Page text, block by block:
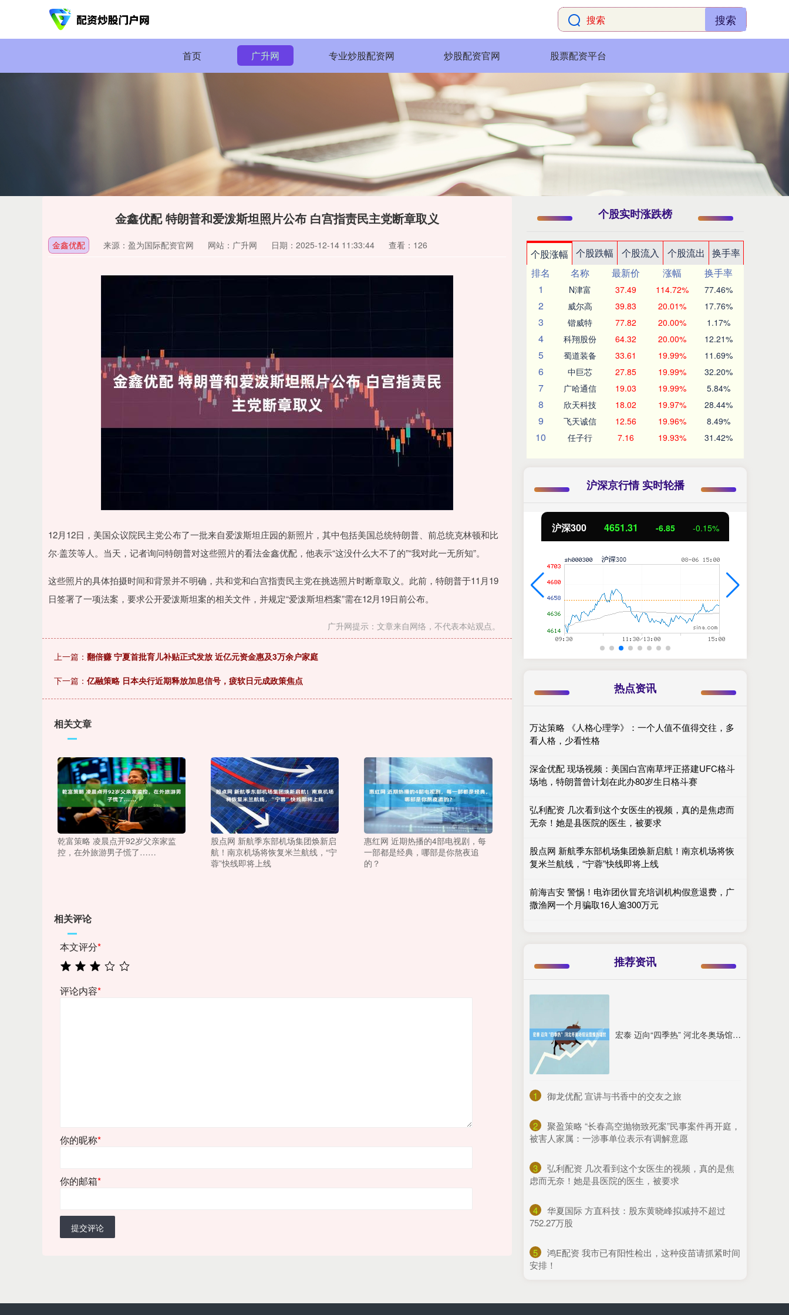
搜索
首页 广升网 专业炒股配资网 炒股配资官网 股票配资平台
金鑫优配 特朗普和爱泼斯坦照片公布 白宫指责民主党断章取义
金鑫优配 来源：盈为国际配资官网 网站：广升网 日期：2025-12-14 11:33:44 查看：126
12月12日，美国众议院民主党公布了一批来自爱泼斯坦庄园的新照片，其中包括美国总统特朗普、前总统克林顿和比
尔·盖茨等人。当天，记者询问特朗普对这些照片的看法金鑫优配，他表示“这没什么大不了的”“我对此一无所知”。
这些照片的具体拍摄时间和背景并不明确，共和党和白宫指责民主党在挑选照片时断章取义。此前，特朗普于11月19
日签署了一项法案，要求公开爱泼斯坦案的相关文件，并规定“爱泼斯坦档案”需在12月19日前公布。
广升网提示：文章来自网络，不代表本站观点。
上一篇： 翻倍赚 宁夏首批育儿补贴正式发放 近亿元资金惠及3万余户家庭
下一篇： 亿融策略 日本央行近期释放加息信号，疲软日元成政策焦点
相关文章
乾富策略 凌晨点开92岁父亲家监
控，在外旅游男子慌了……
股点网 新航季东部机场集团焕新启
航！南京机场将恢复米兰航线，“宁
蓉”快线即将上线
惠红网 近期热播的4部电视剧，每
一部都是经典，哪部是你熬夜追
的？
相关评论
本文评分*
评论内容*
你的昵称*
你的邮箱*
提交评论
个股实时涨跌榜
个股涨幅 个股跌幅 个股流入 个股流出
换手率
排名
名称 最新价 涨幅
换手率
1
N津富 37.49 114.72% 77.46%
2 威尔高 39.83 20.01% 17.76%
3 锴威特 77.82 20.00% 1.17%
4 科翔股份 64.32 20.00% 12.21%
5 蜀道装备 33.61 19.99% 11.69%
6 中巨芯 27.85 19.99% 32.20%
7 广哈通信 19.03 19.99% 5.84%
8 欣天科技 18.02 19.97% 28.44%
9 飞天诚信 12.56 19.96% 8.49%
10 任子行 7.16 19.93% 31.42%
沪深京行情 实时轮播
上证指数 21.92 0.57% 深证成指 14110.12 -34.08 -0.24% 沪深300 4651.31 -6.85 -0.15%
热点资讯
万达策略 《人格心理学》：一个人值不值得交往，多
看人格，少看性格
深金优配 现场视频：美国白宫南草坪正搭建UFC格斗
场地，特朗普曾计划在此办80岁生日格斗赛
弘利配资 几次看到这个女医生的视频，真的是焦虑而
无奈！她是县医院的医生，被要求
股点网 新航季东部机场集团焕新启航！南京机场将恢
复米兰航线，“宁蓉”快线即将上线
前海吉安 警惕！电诈团伙冒充培训机构假意退费，广
撒渔网一个月骗取16人逾300万元
推荐资讯
宏泰 迈向“四季热” 河北冬奥场馆运营提质增效
1 ​御龙优配 宣讲与书香中的交友之旅
2
​聚盈策略 “长春高空抛物致死案”民事案件再开庭，
被害人家属：一涉事单位表示有调解意愿
3
​弘利配资 几次看到这个女医生的视频，真的是焦
虑而无奈！她是县医院的医生，被要求
4
​华夏国际 方直科技：股东黄晓峰拟减持不超过
752.27万股
5
​鸿E配资 我市已有阳性检出，这种疫苗请抓紧时间
安排！